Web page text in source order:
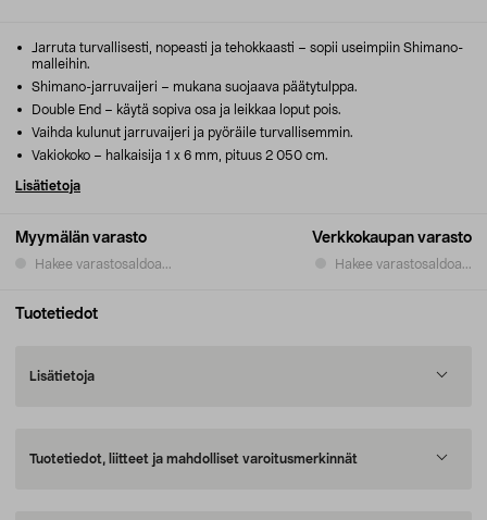
Myymälän varasto
Hakee varastosaldoa...
Verkkokaupan varasto
Hakee varastosaldoa...
Jarruta turvallisesti, nopeasti ja tehokkaasti – sopii useimpiin Shimano-
malleihin.
Shimano-jarruvaijeri – mukana suojaava päätytulppa.
Double End – käytä sopiva osa ja leikkaa loput pois.
Vaihda kulunut jarruvaijeri ja pyöräile turvallisemmin.
Vakiokoko – halkaisija 1 x 6 mm, pituus 2 050 cm.
Lisätietoja
Tuotetiedot
Lisätietoja
Tuotetiedot, liitteet ja mahdolliset varoitusmerkinnät